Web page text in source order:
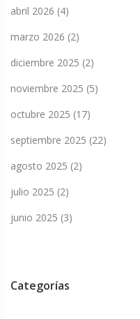
abril 2026 (4)
marzo 2026 (2)
diciembre 2025 (2)
noviembre 2025 (5)
octubre 2025 (17)
septiembre 2025 (22)
agosto 2025 (2)
julio 2025 (2)
junio 2025 (3)
Categorías